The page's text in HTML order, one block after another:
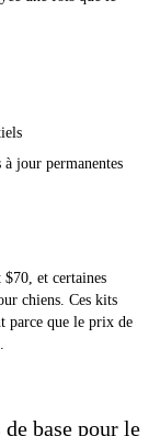
à jour permanentes
$70, et certaines
chiens. Ces kits
parce que le prix de
base pour le